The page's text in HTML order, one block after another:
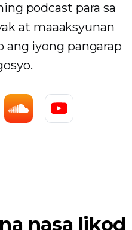
podcast para sa
at maaaksyunan
ang iyong pangarap
nasa likod